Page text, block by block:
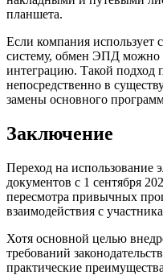
планшета.
Если компания
систему, обмен ЭПД можно
интеграцию. Такой подход
непосредственно в
замены основного
Заключение
Переход на использование
документов с 1 сентября
пересмотра привычных
взаимодействия с
Хотя основной целью
требований
практические